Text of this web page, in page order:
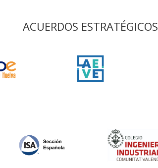
ACUERDOS ESTRATÉGICOS